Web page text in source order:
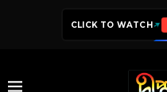
CLICK TO WATCH